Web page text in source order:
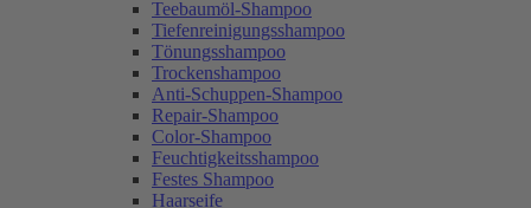
Teebaumöl-Shampoo
Tiefenreinigungsshampoo
Tönungsshampoo
Trockenshampoo
Anti-Schuppen-Shampoo
Repair-Shampoo
Color-Shampoo
Feuchtigkeitsshampoo
Festes Shampoo
Haarseife